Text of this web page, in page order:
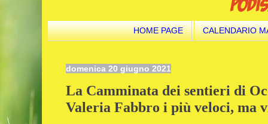
HOME PAGE CALENDARIO
domenica 20 giugno 2021
La Camminata dei sentieri di
Valeria Fabbro i più veloci, ma